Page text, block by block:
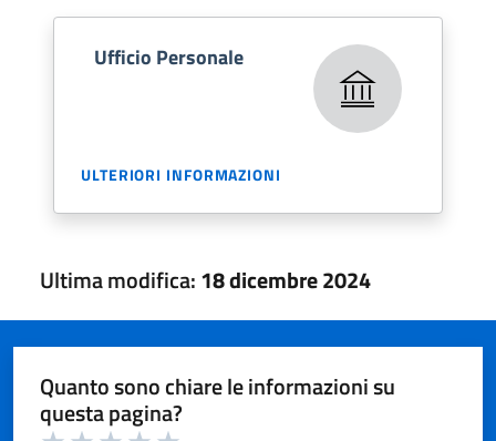
Ufficio Personale
ULTERIORI INFORMAZIONI
Ultima modifica:18 dicembre 2024
Quanto sono chiare le informazioni su
questa pagina?